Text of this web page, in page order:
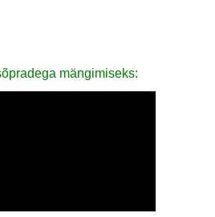
mängimiseks: